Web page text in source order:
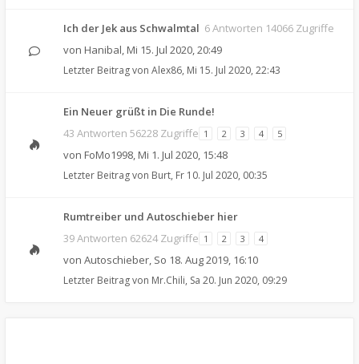
Ich der Jek aus Schwalmtal 6 Antworten 14066 Zugriffe
von Hanibal, Mi 15. Jul 2020, 20:49
Letzter Beitrag von Alex86, Mi 15. Jul 2020, 22:43
Ein Neuer grüßt in Die Runde!
43 Antworten 56228 Zugriffe 1 2 3 4 5
von FoMo1998, Mi 1. Jul 2020, 15:48
Letzter Beitrag von Burt, Fr 10. Jul 2020, 00:35
Rumtreiber und Autoschieber hier
39 Antworten 62624 Zugriffe 1 2 3 4
von Autoschieber, So 18. Aug 2019, 16:10
Letzter Beitrag von Mr.Chili, Sa 20. Jun 2020, 09:29